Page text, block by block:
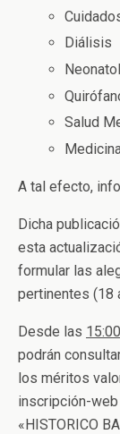
Diálisis
Salud
A tal efecto,
Dicha
esta
formular las
pertinentes (18
Desde las
podrán
los méritos
inscripción-web
«HISTORICO